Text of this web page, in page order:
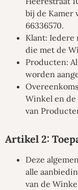
bij de Kamer
66336570.
Klant: Iedere
die met de
Producten:
worden
Winkel en
van
Artikel 2:
Deze
alle
van de